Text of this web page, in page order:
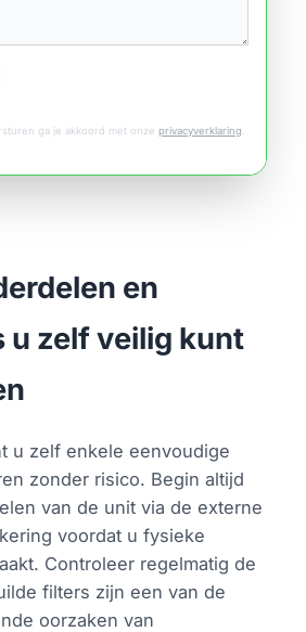
ga je akkoord met onze privacyverklaring.
en
u zelf veilig kunt
u zelf enkele eenvoudige
zonder risico. Begin altijd
van de unit via de externe
voordat u fysieke
Controleer regelmatig de
filters zijn een van de
oorzaken van